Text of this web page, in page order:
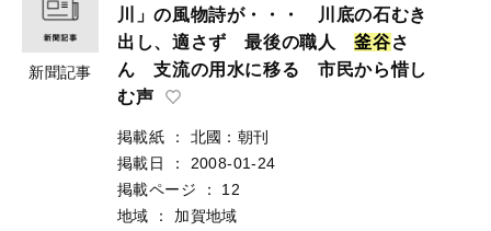
新聞記事
川」の風物詩が・・・ 川底の石むき
出し、適さず 最後の職人釜谷さ
ん 支流の用水に移る 市民から惜し
む声
掲載紙 ：
北國：朝刊
掲載日
：
2008-01-24
掲載ページ
：
12
地域
：
加賀地域